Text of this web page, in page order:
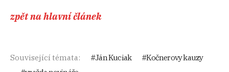
zpět na hlavní článek
Související témata: Ján Kuciak
Kočnerovy kauzy